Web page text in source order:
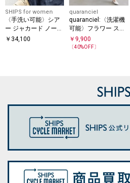
SHIPS for women
〈手洗い可能〉シア
ー ジャカード ノース
リーブ ワンピース
￥ 34,100
quaranciel
quaranciel:〈洗濯機
可能〉フラワー スカ
ーフ プリント Vネッ
ク フレア ワンピース
￥ 9,900
〔40%OFF〕